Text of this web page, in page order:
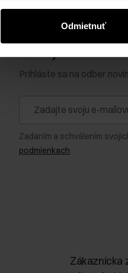
Odmietnuť
Prihláste sa na odber
Zadaním a schválením
podmienkach.
Zákaznícka